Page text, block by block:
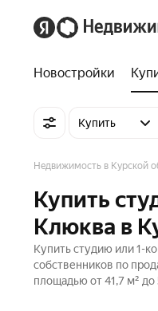
Новостройки
Купить
Недвижимость в Курской
Купить
Клюква в
Купить студию или 1-
собственников по
площадью от 41,7 м²